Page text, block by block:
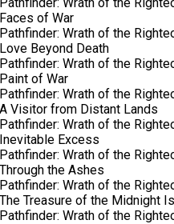
Faces of War
Pathfinder: Wrath of the
Love Beyond Death
Pathfinder: Wrath of the
Paint of War
Pathfinder: Wrath of the
A Visitor from Distant Lands
Pathfinder: Wrath of the
Inevitable Excess
Pathfinder: Wrath of the
Through the Ashes
Pathfinder: Wrath of the
The Treasure of the Midnight
Pathfinder: Wrath of the